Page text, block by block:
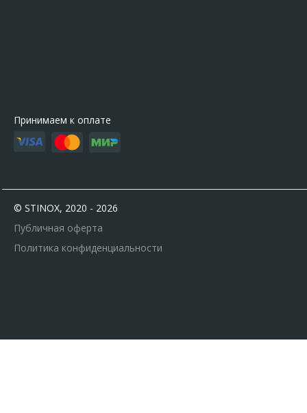
Публичная оферта
Политика конфиденциальности
© STINOX, 2020 - 2026
Принимаем к оплате